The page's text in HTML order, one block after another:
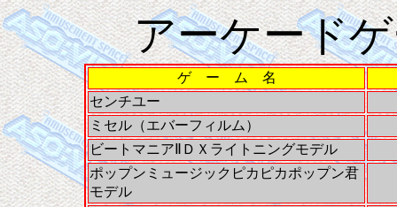
アーケード
ゲ ー ム 名
センチユー
ミセル（エバーフィルム）
ビートマニアⅡＤＸライトニングモデル
ポップンミュージックピカピカポップン君
モデル